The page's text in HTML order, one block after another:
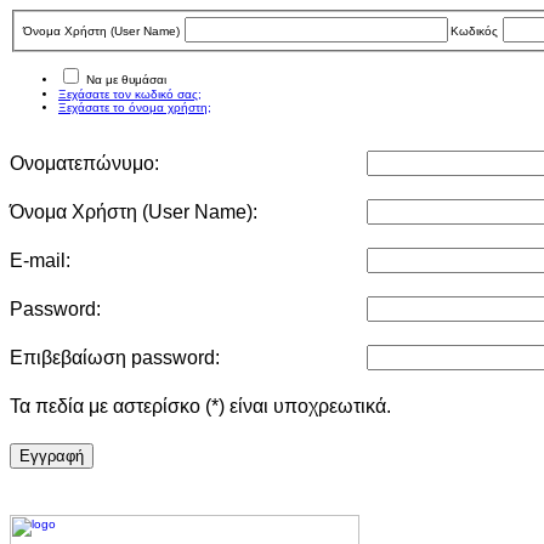
Όνομα Χρήστη (User Νame) Κωδικός
Να με θυμάσαι
Ξεχάσατε τον κωδικό σας;
Ξεχάσατε το όνομα χρήστη;
Ονοματεπώνυμο:
Όνομα Χρήστη (User Νame):
E-mail:
Password:
Επιβεβαίωση password:
Τα πεδία με αστερίσκο (*) είναι υποχρεωτικά.
Eγγραφή